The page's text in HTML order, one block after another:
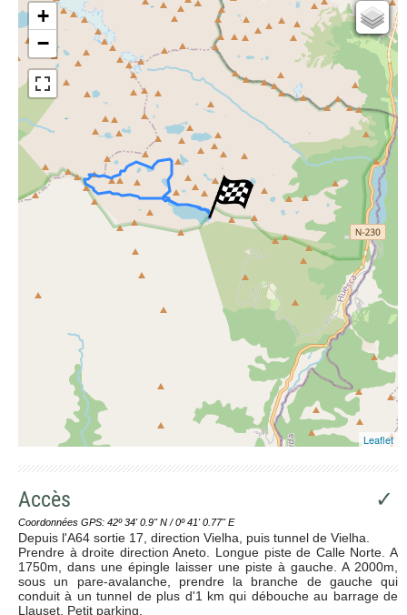
+
−
Open Topo Map
Open Street Map
ESRI Word Imagery
Photographies aériennes
Leaflet
Accès ✓
Coordonnées GPS: 42º 34' 0.9'' N / 0º 41' 0.77'' E
Depuis l'A64 sortie 17, direction Vielha, puis tunnel de Vielha.
Prendre à droite direction Aneto. Longue piste de Calle Norte. A
1750m, dans une épingle laisser une piste à gauche. A 2000m,
sous un pare-avalanche, prendre la branche de gauche qui
conduit à un tunnel de plus d'1 km qui débouche au barrage de
Llauset. Petit parking.